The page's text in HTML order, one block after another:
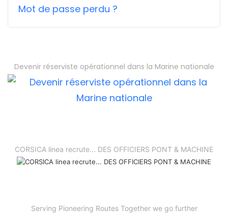
Mot de passe perdu ?
Devenir réserviste opérationnel dans la Marine nationale
CORSICA linea recrute... DES OFFICIERS PONT & MACHINE
Serving Pioneering Routes Together we go further